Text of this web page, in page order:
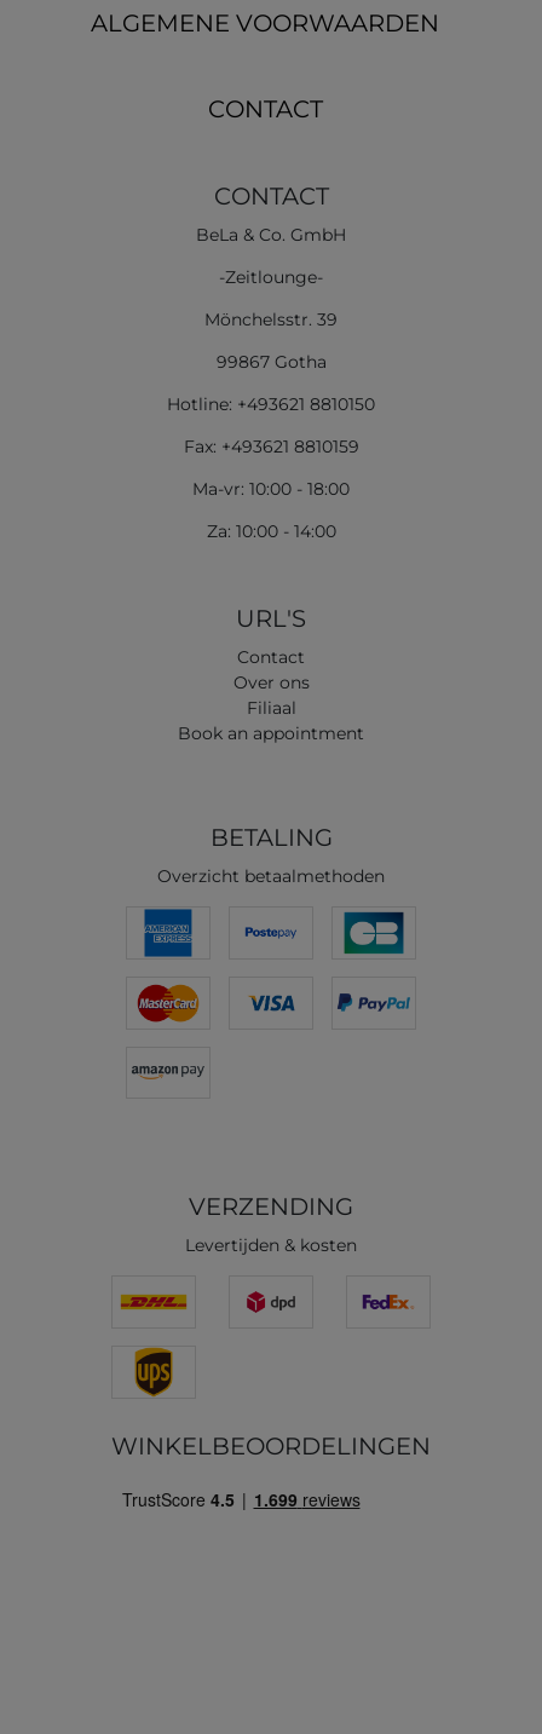
ALGEMENE VOORWAARDEN
CONTACT
CONTACT
BeLa & Co. GmbH
-Zeitlounge-
Mönchelsstr. 39
99867 Gotha
Hotline: +493621 8810150
Fax: +493621 8810159
Ma-vr: 10:00 - 18:00
Za: 10:00 - 14:00
URL'S
Contact
Over ons
Filiaal
Book an appointment
BETALING
Overzicht betaalmethoden
VERZENDING
Levertijden & kosten
WINKELBEOORDELINGEN